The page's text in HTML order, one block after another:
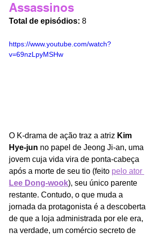
Assassinos
Total de episódios: 8
https://www.youtube.com/watch?
v=69nzLpyMSHw
O K-drama de ação traz a atriz Kim
Hye-jun no papel de Jeong Ji-an, uma
jovem cuja vida vira de ponta-cabeça
após a morte de seu tio (feito pelo ator
Lee Dong-wook), seu único parente
restante. Contudo, o que muda a
jornada da protagonista é a descoberta
de que a loja administrada por ele era,
na verdade, um comércio secreto de